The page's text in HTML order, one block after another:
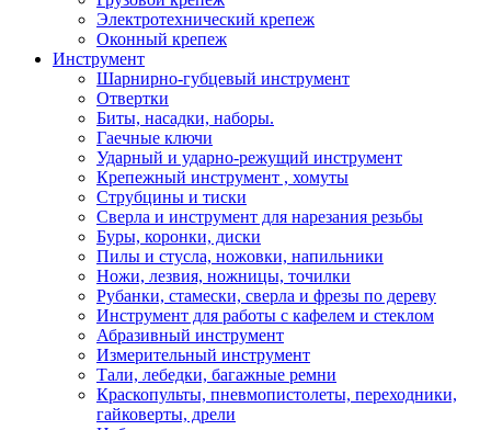
Электротехнический крепеж
Оконный крепеж
Инструмент
Шарнирно-губцевый инструмент
Отвертки
Биты, насадки, наборы.
Гаечные ключи
Ударный и ударно-режущий инструмент
Крепежный инструмент , хомуты
Струбцины и тиски
Сверла и инструмент для нарезания резьбы
Буры, коронки, диски
Пилы и стусла, ножовки, напильники
Ножи, лезвия, ножницы, точилки
Рубанки, стамески, сверла и фрезы по дереву
Инструмент для работы с кафелем и стеклом
Абразивный инструмент
Измерительный инструмент
Тали, лебедки, багажные ремни
Краскопульты, пневмопистолеты, переходники,
гайковерты, дрели